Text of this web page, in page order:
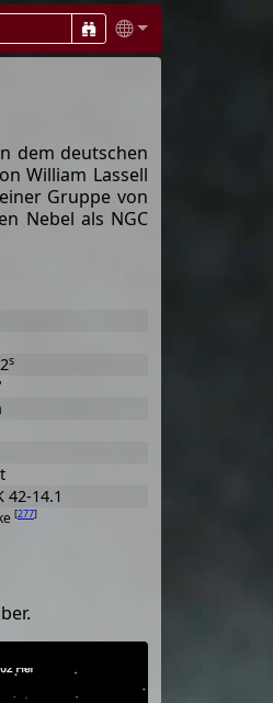
dem deutschen
William Lassell
Gruppe von
Nebel als NGC
[277]
s
42-14.1